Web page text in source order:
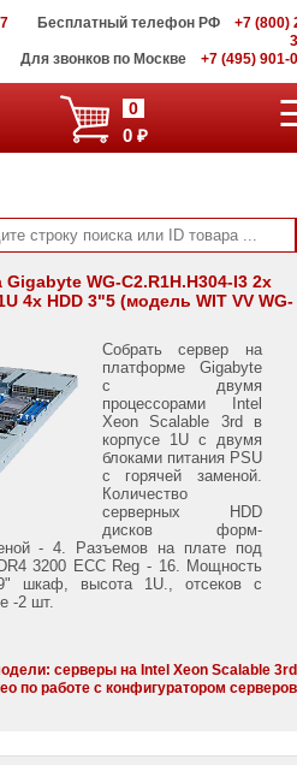
Бесплатный телефон РФ
+7 (800)
Для звонков по Москве
+7 (495) 901-
0
0 ₽
WG-C2.R1H.H304-I3 2x
4x HDD 3"5 (модель WIT VV WG-
Собрать сервер на
платформе Gigabyte
с двумя
процессорами Intel
Xeon Scalable 3rd в
корпусе 1U с двумя
блоками питания PSU
с горячей заменой.
Количество
серверных HDD
дисков форм-
- 4. Разъемов на плате под
3200 ECC Reg - 16. Мощность
шкаф, высота 1U., отсеков с
-2 шт.
серверы на Intel Xeon Scalable 3rd
по работе с конфигуратором серверов